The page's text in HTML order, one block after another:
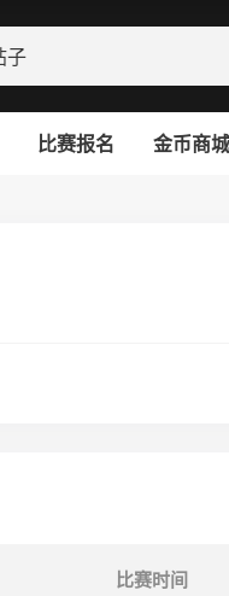
比赛报名 金币商城
比赛时间